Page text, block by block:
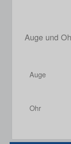
Auge und
Auge
Ohr